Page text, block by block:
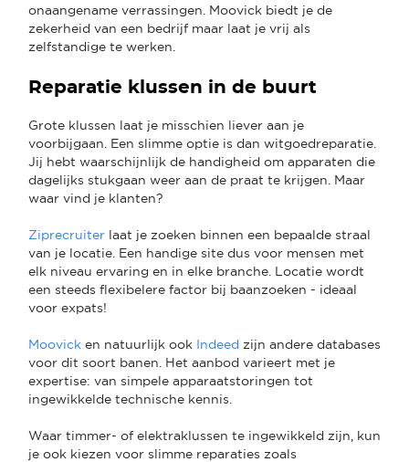
onaangename verrassingen. Moovick biedt je de
zekerheid van een bedrijf maar laat je vrij als
zelfstandige te werken.
Reparatie klussen in de buurt
Grote klussen laat je misschien liever aan je
voorbijgaan. Een slimme optie is dan witgoedreparatie.
Jij hebt waarschijnlijk de handigheid om apparaten die
dagelijks stukgaan weer aan de praat te krijgen. Maar
waar vind je klanten?
Ziprecruiter laat je zoeken binnen een bepaalde straal
van je locatie. Een handige site dus voor mensen met
elk niveau ervaring en in elke branche. Locatie wordt
een steeds flexibelere factor bij baanzoeken - ideaal
voor expats!
Moovick en natuurlijk ook Indeed zijn andere databases
voor dit soort banen. Het aanbod varieert met je
expertise: van simpele apparaatstoringen tot
ingewikkelde technische kennis.
Waar timmer- of elektraklussen te ingewikkeld zijn, kun
je ook kiezen voor slimme reparaties zoals